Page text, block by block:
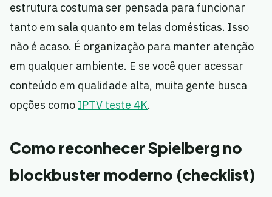
estrutura costuma ser pensada para funcionar
tanto em sala quanto em telas domésticas. Isso
não é acaso. É organização para manter atenção
em qualquer ambiente. E se você quer acessar
conteúdo em qualidade alta, muita gente busca
opções como IPTV teste 4K.
Como reconhecer Spielberg no
blockbuster moderno (checklist)